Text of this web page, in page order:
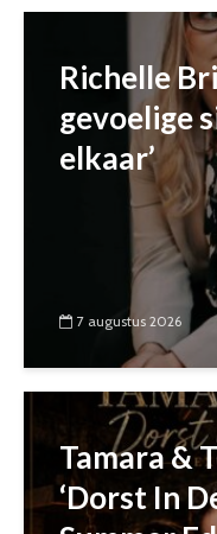
Richelle
gevoelige
elkaar’
7 augustus 2026
Tamara &
‘Dorst In